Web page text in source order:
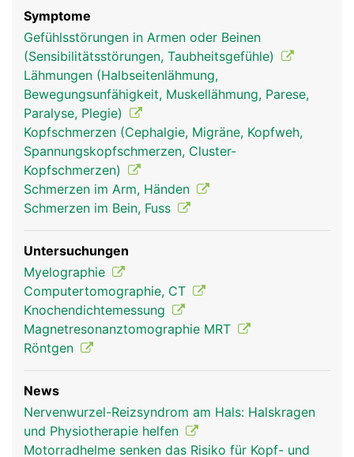
Symptome
Gefühlsstörungen in Armen oder Beinen
(Sensibilitätsstörungen, Taubheitsgefühle)
Lähmungen (Halbseitenlähmung,
Bewegungsunfähigkeit, Muskellähmung, Parese,
Paralyse, Plegie)
Kopfschmerzen (Cephalgie, Migräne, Kopfweh,
Spannungskopfschmerzen, Cluster-
Kopfschmerzen)
Schmerzen im Arm, Händen
Schmerzen im Bein, Fuss
Untersuchungen
Myelographie
Computertomographie, CT
Knochendichtemessung
Magnetresonanztomographie MRT
Röntgen
News
Nervenwurzel-Reizsyndrom am Hals: Halskragen
und Physiotherapie helfen
Motorradhelme senken das Risiko für Kopf- und